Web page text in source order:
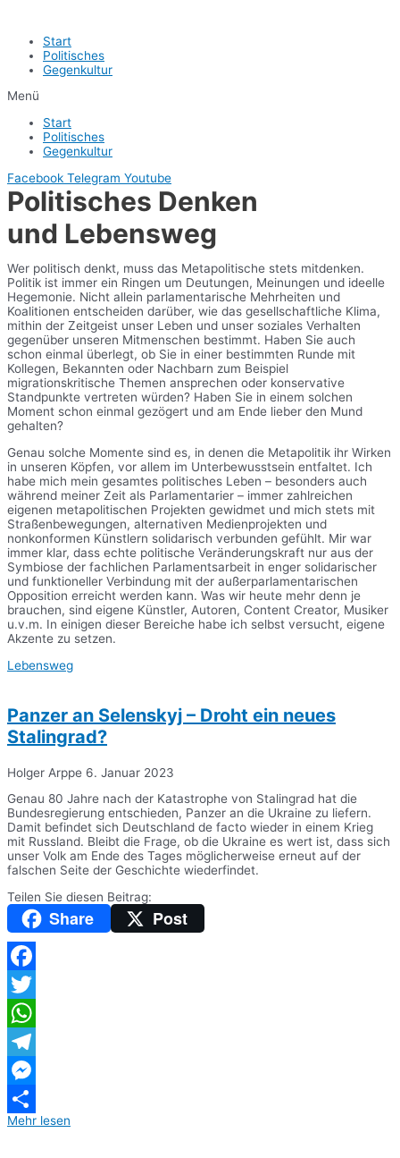
Start
Politisches
Gegenkultur
Menü
Start
Politisches
Gegenkultur
Facebook Telegram Youtube
Politisches Denken
und Lebensweg
Wer politisch denkt, muss das Metapolitische stets mitdenken.
Politik ist immer ein Ringen um Deutungen, Meinungen und ideelle
Hegemonie. Nicht allein parlamentarische Mehrheiten und
Koalitionen entscheiden darüber, wie das gesellschaftliche Klima,
mithin der Zeitgeist unser Leben und unser soziales Verhalten
gegenüber unseren Mitmenschen bestimmt. Haben Sie auch
schon einmal überlegt, ob Sie in einer bestimmten Runde mit
Kollegen, Bekannten oder Nachbarn zum Beispiel
migrationskritische Themen ansprechen oder konservative
Standpunkte vertreten würden? Haben Sie in einem solchen
Moment schon einmal gezögert und am Ende lieber den Mund
gehalten?
Genau solche Momente sind es, in denen die Metapolitik ihr Wirken
in unseren Köpfen, vor allem im Unterbewusstsein entfaltet. Ich
habe mich mein gesamtes politisches Leben – besonders auch
während meiner Zeit als Parlamentarier – immer zahlreichen
eigenen metapolitischen Projekten gewidmet und mich stets mit
Straßenbewegungen, alternativen Medienprojekten und
nonkonformen Künstlern solidarisch verbunden gefühlt. Mir war
immer klar, dass echte politische Veränderungskraft nur aus der
Symbiose der fachlichen Parlamentsarbeit in enger solidarischer
und funktioneller Verbindung mit der außerparlamentarischen
Opposition erreicht werden kann. Was wir heute mehr denn je
brauchen, sind eigene Künstler, Autoren, Content Creator, Musiker
u.v.m. In einigen dieser Bereiche habe ich selbst versucht, eigene
Akzente zu setzen.
Lebensweg
Panzer an Selenskyj – Droht ein neues
Stalingrad?
Holger Arppe 6. Januar 2023
Genau 80 Jahre nach der Katastrophe von Stalingrad hat die
Bundesregierung entschieden, Panzer an die Ukraine zu liefern.
Damit befindet sich Deutschland de facto wieder in einem Krieg
mit Russland. Bleibt die Frage, ob die Ukraine es wert ist, dass sich
unser Volk am Ende des Tages möglicherweise erneut auf der
falschen Seite der Geschichte wiederfindet.
Teilen Sie diesen Beitrag:
Share Post
Facebook
Twitter
WhatsApp
Telegram
Messenger
Teilen
Mehr lesen